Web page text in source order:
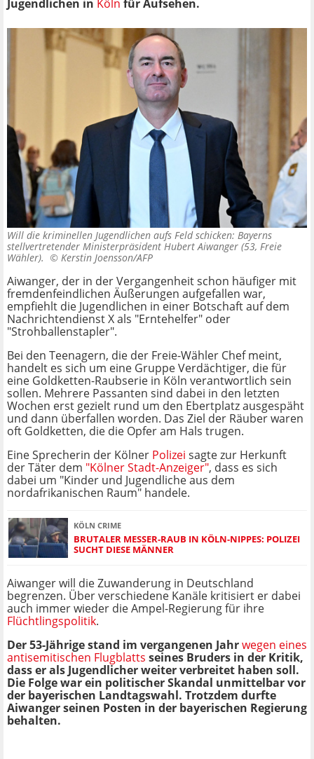
Jugendlichen in Köln für Aufsehen.
Will die kriminellen Jugendlichen aufs Feld schicken: Bayerns
stellvertretender Ministerpräsident Hubert Aiwanger (53, Freie
Wähler). © Kerstin Joensson/AFP
Aiwanger, der in der Vergangenheit schon häufiger mit
fremdenfeindlichen Äußerungen aufgefallen war,
empfiehlt die Jugendlichen in einer Botschaft auf dem
Nachrichtendienst X als "Erntehelfer" oder
"Strohballenstapler".
Bei den Teenagern, die der Freie-Wähler Chef meint,
handelt es sich um eine Gruppe Verdächtiger, die für
eine Goldketten-Raubserie in Köln verantwortlich sein
sollen. Mehrere Passanten sind dabei in den letzten
Wochen erst gezielt rund um den Ebertplatz ausgespäht
und dann überfallen worden. Das Ziel der Räuber waren
oft Goldketten, die die Opfer am Hals trugen.
Eine Sprecherin der Kölner Polizei sagte zur Herkunft
der Täter dem "Kölner Stadt-Anzeiger", dass es sich
dabei um "Kinder und Jugendliche aus dem
nordafrikanischen Raum" handele.
KÖLN CRIME
BRUTALER MESSER-RAUB IN KÖLN-NIPPES: POLIZEI
SUCHT DIESE MÄNNER
Aiwanger will die Zuwanderung in Deutschland
begrenzen. Über verschiedene Kanäle kritisiert er dabei
auch immer wieder die Ampel-Regierung für ihre
Flüchtlingspolitik.
Der 53-Jährige stand im vergangenen Jahrwegen eines
antisemitischen Flugblatts seines Bruders in der Kritik,
dass er als Jugendlicher weiter verbreitet haben soll.
Die Folge war ein politischer Skandal unmittelbar vor
der bayerischen Landtagswahl. Trotzdem durfte
Aiwanger seinen Posten in der bayerischen Regierung
behalten.